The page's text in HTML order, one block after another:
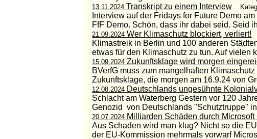
13.11.2024 Transkript zu einem Interview
Interview auf der Fridays for Future Demo
FfF Demo. Schön, dass ihr dabei seid. Seid
21.09.2024 Wer Klimaschutz blockiert, verliert!
Klimastreik in Berlin und 100 anderen
etwas für den Klimaschutz zu tun. Auf vielen
15.09.2024 Zukunftsklage wird morgen
BVerfG muss zum mangelhaften
Zukunftsklage, die morgen am 16.9.24 von
12.08.2024 Deutschlands ungesühnte
Schlacht am Waterberg Gestern vor 120
Genozid von Deutschlands "Schutztruppe"
20.07.2024 Milliarden Schäden durch Microsoft
Aus Schaden wird man klug? Nicht so die
der EU-Kommission mehrmals vorwarf